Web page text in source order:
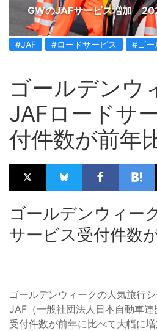
GWのJAFサービス増加
#JAF #ロードサービス #ゴー
ゴールデンウ
JAFロードサ
付件数が前年
ゴールデンウィー
サービス受付件数
ゴールデンウィークの人気旅行シ
JAF（一般社団法人日本自動車
受付件数が前年に比べて大幅に